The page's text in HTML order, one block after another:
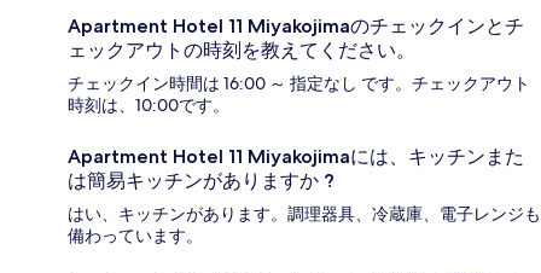
Apartment Hotel 11 Miyakojimaのチェックインとチ
ェックアウトの時刻を教えてください。
チェックイン時間は 16:00 ～ 指定なし です。チェックアウト
時刻は、10:00です。
Apartment Hotel 11 Miyakojimaには、キッチンまた
は簡易キッチンがありますか ?
はい、キッチンがあります。調理器具、冷蔵庫、電子レンジも
備わっています。